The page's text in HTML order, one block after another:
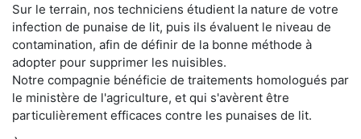
Sur le terrain, nos techniciens étudient la nature de votre
infection de punaise de lit, puis ils évaluent le niveau de
contamination, afin de définir de la bonne méthode à
adopter pour supprimer les nuisibles.
Notre compagnie bénéficie de traitements homologués par
le ministère de l'agriculture, et qui s'avèrent être
particulièrement efficaces contre les punaises de lit.